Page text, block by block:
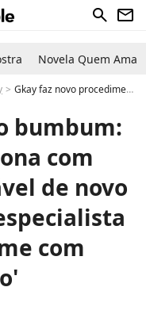
search newsletter
Novela Quem Ama
Gkay faz novo procedimento de harmonização no bumbum e impressiona com resultado; especialista explica: 'Volume com precisão'
bumbum:
com
de novo
com